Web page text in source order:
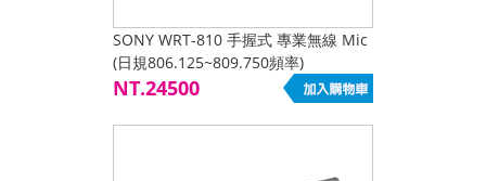
SONY WRT-810 手握式 專業無線 Mic
(日規806.125~809.750頻率)
NT.24500